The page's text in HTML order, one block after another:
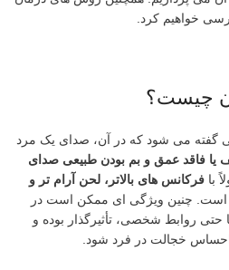
خواهیم کرد.
چیست؟
گفته می شود که در آن، صدای یک مرد
یا فاقد عمق و بم بودن طبیعی صدای
با فرکانس های بالاتر، لحن آرام تر و
است. چنین ویژگی ای ممکن است در
روابط شخصی، تأثیرگذار بوده و
احساس خجالت در فرد شود.